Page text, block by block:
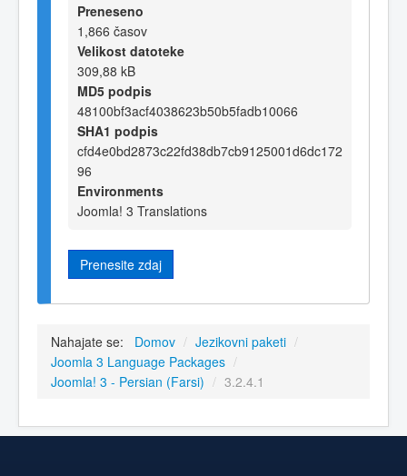
Preneseno
1,866 časov
Velikost datoteke
309,88 kB
MD5 podpis
48100bf3acf4038623b50b5fadb10066
SHA1 podpis
cfd4e0bd2873c22fd38db7cb9125001d6dc172
96
Environments
Joomla! 3 Translations
Prenesite zdaj
Nahajate se: Domov / Jezikovni paketi /
Joomla 3 Language Packages /
Joomla! 3 - Persian (Farsi) / 3.2.4.1